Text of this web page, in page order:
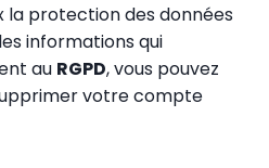
la protection des données
informations qui
au RGPD, vous pouvez
votre compte